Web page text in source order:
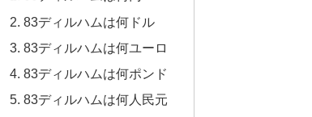
83ディルハムは何ドル
83ディルハムは何ユーロ
83ディルハムは何ポンド
83ディルハムは何人民元